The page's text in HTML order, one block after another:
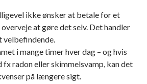
ikke ønsker at betale for et
at gøre det selv. Det handler
velbefindende.
i mange timer hver dag – og hvis
fx radon eller skimmelsvamp, kan det
på længere sigt.